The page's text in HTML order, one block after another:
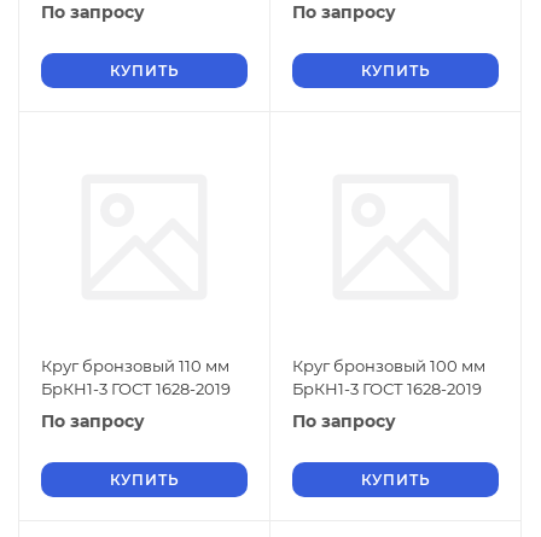
По запросу
КУПИТЬ
По запросу
КУПИТЬ
Круг бронзовый 110 мм
БрКН1-3 ГОСТ 1628-2019
По запросу
КУПИТЬ
Круг бронзовый 100 мм
БрКН1-3 ГОСТ 1628-2019
По запросу
КУПИТЬ